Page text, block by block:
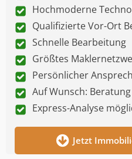
Hochmoderne
Qualifizierte Vor-Ort
Schnelle Bearbeitung
Größtes
Persönlicher
Auf Wunsch:
Express-Analyse
Jetzt